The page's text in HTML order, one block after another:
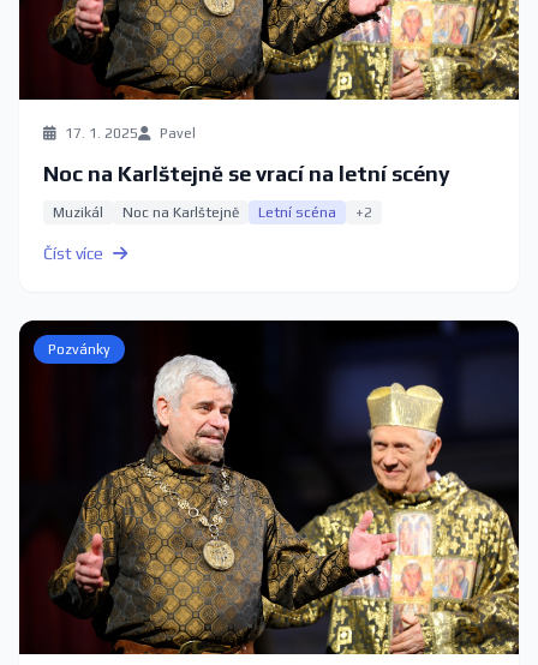
17. 1. 2025 Pavel
Noc na Karlštejně se vrací na letní scény
Muzikál Noc na Karlštejně Letní scéna +2
Číst více
Pozvánky